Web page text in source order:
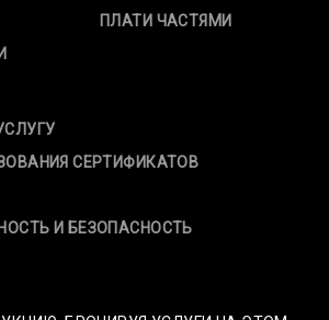
ПЛАТИ ЧАСТЯМИ
СЕРТИФИКАТОВ
И БЕЗОПАСНОСТЬ